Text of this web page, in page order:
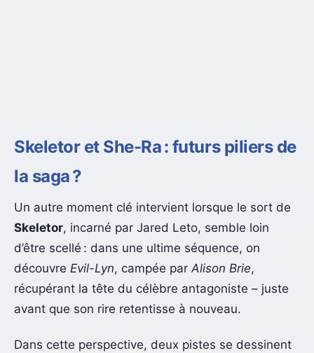
Skeletor et She-Ra : futurs piliers de
la saga ?
Un autre moment clé intervient lorsque le sort de
Skeletor, incarné par Jared Leto, semble loin
d’être scellé : dans une ultime séquence, on
découvre Evil-Lyn, campée par Alison Brie,
récupérant la tête du célèbre antagoniste – juste
avant que son rire retentisse à nouveau.
Dans cette perspective, deux pistes se dessinent